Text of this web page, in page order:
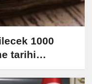
1000
tarihi